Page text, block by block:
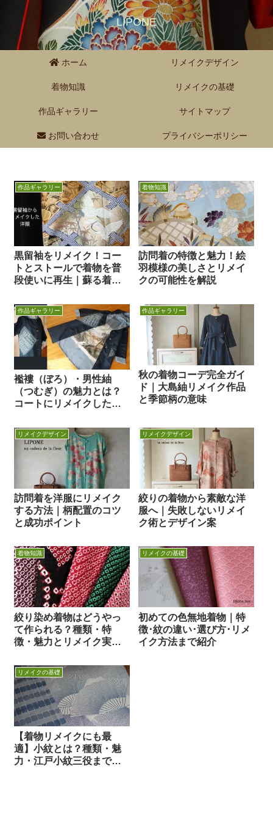
LIPONE
ホーム リメイクデザイン
着物知識 リメイクの基礎
作品ギャラリー サイトマップ
お問い合わせ プライバシーポリシー
作品ギャラリー
黒留袖をリメイク！コー
トとストールで着物を普
段使いに再生｜蘇る着物
着物知識
訪問着の特徴と魅力！絵
羽模様の美しさとリメイ
クの可能性を解説
作品ギャラリー
襤褸（ぼろ）・男性紬
（つむぎ）の魅力とは？
コートにリメイクした作
作品ギャラリー
秋の着物コーデ完全ガイ
ド｜大島紬リメイク作品
と季節柄の意味
リメイクデザイン
訪問着を洋服にリメイク
する方法｜柄配置のコツ
と成功ポイント
リメイクデザイン
絞りの着物から素敵な洋
服へ｜失敗しないリメイ
ク術とデザイン案
着物知識
絞り染め着物はどうやっ
て作られる？種類・特
徴・魅力とリメイク実例
リメイクの基礎
初めての色無地着物｜特
徴･紋の違い･選び方･リメ
イク方法まで紹介
リメイクの基礎
【着物リメイクにも最
適】小紋とは？種類・魅
力・江戸小紋三役まで徹